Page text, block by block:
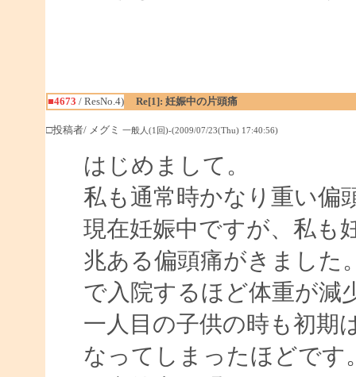
■4673 / ResNo.4) Re[1]: 妊娠中の片頭痛
□投稿者/ メグミ 一般人(1回)-(2009/07/23(Thu) 17:40:56)
はじめまして。
私も通常時かなり重い偏
現在妊娠中ですが、私も
兆ある偏頭痛がきました
で入院するほど体重が減
一人目の子供の時も初期
なってしまったほどです